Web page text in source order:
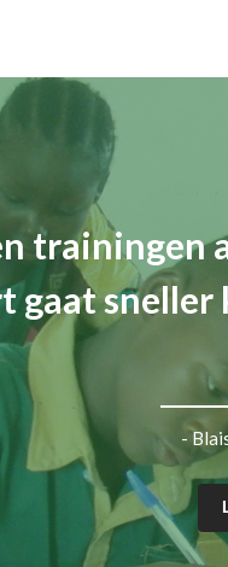
trainingen
gaat sneller
-